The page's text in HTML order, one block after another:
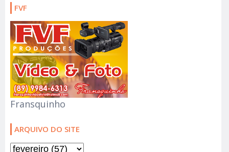
FVF
Fransquinho
ARQUIVO DO SITE